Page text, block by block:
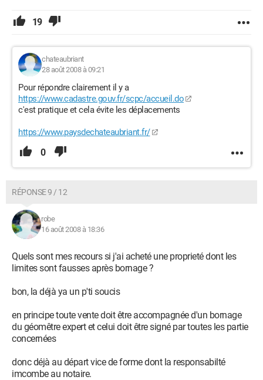
19
chateaubriant
28 août 2008 à 09:21
Pour répondre clairement il y a
https://www.cadastre.gouv.fr/scpc/accueil.do
c'est pratique et cela évite les déplacements
https://www.paysdechateaubriant.fr/
0
RÉPONSE 9 / 12
robe
16 août 2008 à 18:36
Quels sont mes recours si j'ai acheté une proprieté dont les
limites sont fausses après bornage ?
bon, la déjà ya un p'ti soucis
en principe toute vente doit être accompagnée d'un bornage
du géomêtre expert et celui doit être signé par toutes les partie
concernées
donc déjà au départ vice de forme dont la responsabilté
imcombe au notaire.